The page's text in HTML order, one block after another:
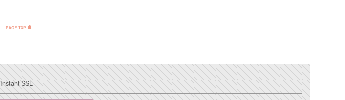
Instant SSL